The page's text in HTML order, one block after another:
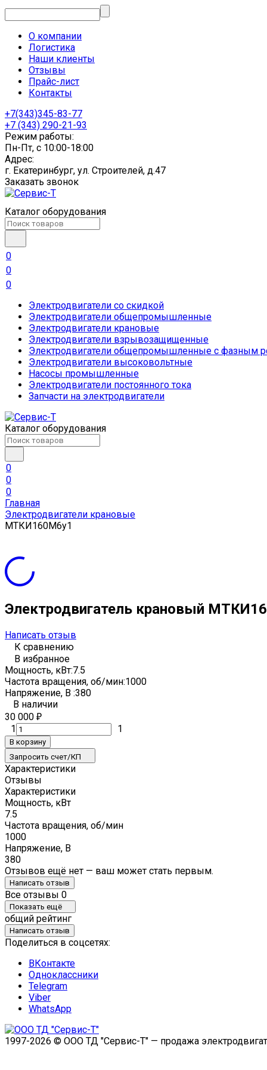
О компании
Логистика
Наши клиенты
Отзывы
Прайс-лист
Контакты
+7(343)345-83-77
+7 (343) 290-21-93
Режим работы:
Пн-Пт, с 10:00-18:00
Адрес:
г. Екатеринбург, ул. Строителей, д.47
Заказать звонок
Каталог оборудования
0
0
0
Электродвигатели со скидкой
Электродвигатели общепромышленные
Электродвигатели крановые
Электродвигатели взрывозащищенные
Электродвигатели общепромышленные с фазным
Электродвигатели высоковольтные
Насосы промышленные
Электродвигатели постоянного тока
Запчасти на электродвигатели
Каталог оборудования
0
0
0
Главная
Электродвигатели крановые
МТКИ160М6у1
Электродвигатель крановый
Написать отзыв
К сравнению
В избранное
Мощность, кВт:7.5
Частота вращения, об/мин:1000
Напряжение, В :380
В наличии
30 000 ₽
1 1
В корзину
Запросить счет/КП
Характеристики
Отзывы
Характеристики
Мощность, кВт
7.5
Частота вращения, об/мин
1000
Напряжение, В
380
Отзывов ещё нет — ваш может стать первым.
Написать отзыв
Все отзывы 0
Показать ещё
общий рейтинг
Написать отзыв
Поделиться в соцсетях:
ВКонтакте
Одноклассники
Telegram
Viber
WhatsApp
1997-2026 © ООО ТД "Сервис-Т" — продажа